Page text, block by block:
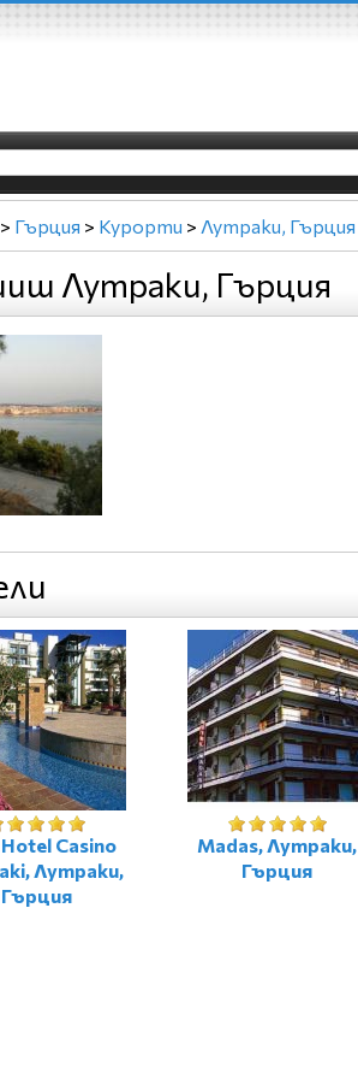
> Гърция > Курорти > Лутраки, Гърция
Лутраки, Гърция
Casino
Лутраки,
Гърция
Madas, Лутраки,
Гърция